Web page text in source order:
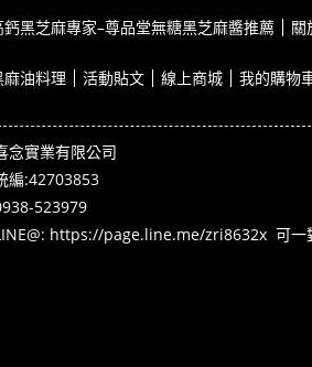
鈣黑芝麻專家–尊品堂無糖黑芝麻醬推薦 關
麻油料理 活動貼文 線上商城 我的購物
念實業有限公司
編:42703853
523979
https://page.line.me/zri8632x 可一